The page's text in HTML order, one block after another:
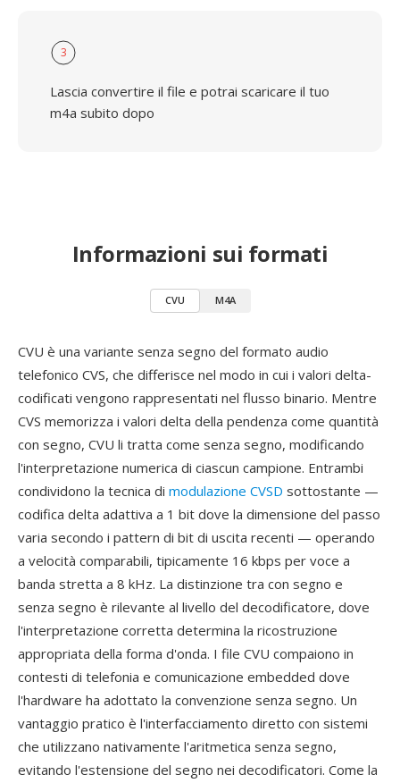
3
Lascia convertire il file e potrai scaricare il tuo
m4a subito dopo
Informazioni sui formati
CVU M4A
CVU è una variante senza segno del formato audio
telefonico CVS, che differisce nel modo in cui i valori delta-
codificati vengono rappresentati nel flusso binario. Mentre
CVS memorizza i valori delta della pendenza come quantità
con segno, CVU li tratta come senza segno, modificando
l'interpretazione numerica di ciascun campione. Entrambi
condividono la tecnica di modulazione CVSD sottostante —
codifica delta adattiva a 1 bit dove la dimensione del passo
varia secondo i pattern di bit di uscita recenti — operando
a velocità comparabili, tipicamente 16 kbps per voce a
banda stretta a 8 kHz. La distinzione tra con segno e
senza segno è rilevante al livello del decodificatore, dove
l'interpretazione corretta determina la ricostruzione
appropriata della forma d'onda. I file CVU compaiono in
contesti di telefonia e comunicazione embedded dove
l'hardware ha adottato la convenzione senza segno. Un
vantaggio pratico è l'interfacciamento diretto con sistemi
che utilizzano nativamente l'aritmetica senza segno,
evitando l'estensione del segno nei decodificatori. Come la